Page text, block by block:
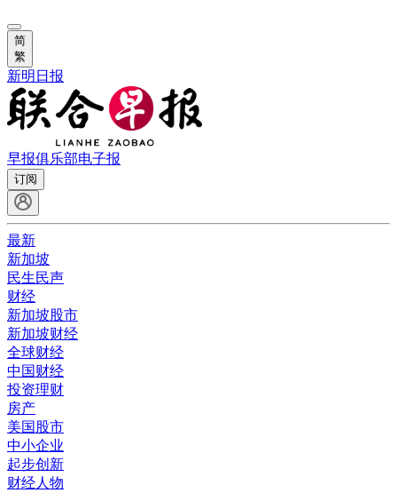
简
繁
新明日报
早报俱乐部电子报
订阅
最新
新加坡
民生民声
财经
新加坡股市
新加坡财经
全球财经
中国财经
投资理财
房产
美国股市
中小企业
起步创新
财经人物